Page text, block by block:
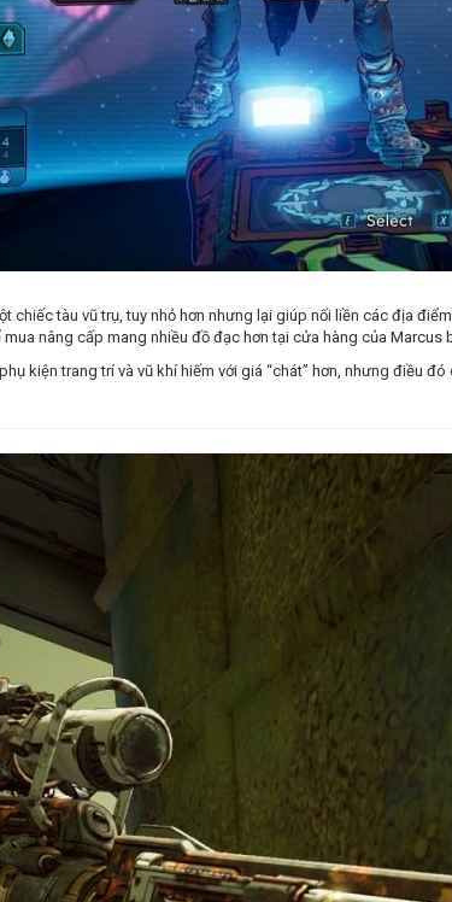
chiếc tàu vũ trụ, tuy nhỏ hơn nhưng lại giúp nối liền các địa
nâng cấp mang nhiều đồ đạc hơn tại cửa hàng của
kiện trang trí và vũ khí hiếm với giá “chát” hơn, nhưng điều